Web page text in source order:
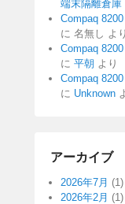
端末隔離倉庫
Compaq
に 名無し より
Compaq
に 平朝 より
Compaq
に Unknown
アーカイブ
2026年7月 (1)
2026年2月 (1)